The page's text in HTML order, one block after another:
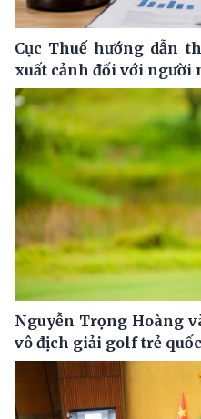
Cục Thuế hướng dẫn
xuất cảnh đối với người
Nguyễn Trọng Hoàng
vô địch giải golf trẻ